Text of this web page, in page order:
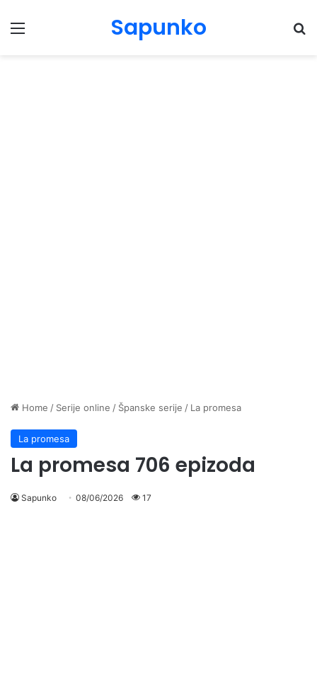
Menu Sapunko
Home / Serije online / Španske serije / La promesa
La promesa
La promesa 706 epizoda
Sapunko 08/06/2026 17